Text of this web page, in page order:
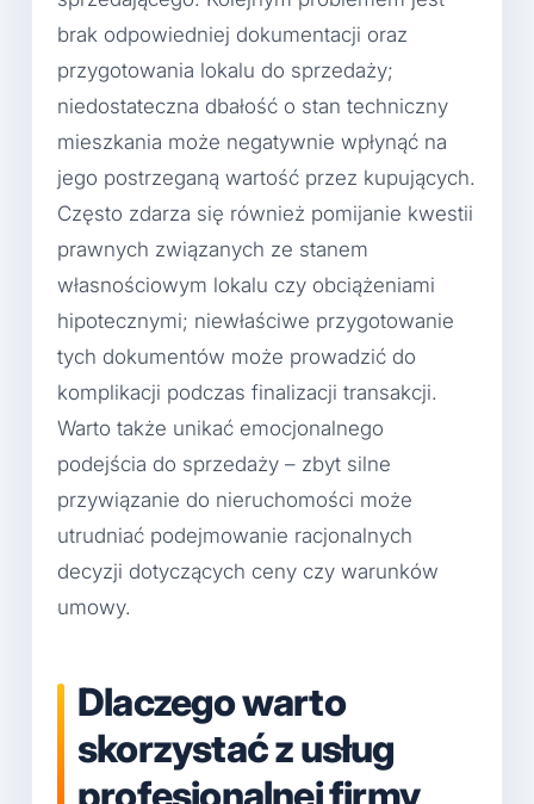
brak odpowiedniej dokumentacji oraz
przygotowania lokalu do sprzedaży;
niedostateczna dbałość o stan techniczny
mieszkania może negatywnie wpłynąć na
jego postrzeganą wartość przez kupujących.
Często zdarza się również pomijanie kwestii
prawnych związanych ze stanem
własnościowym lokalu czy obciążeniami
hipotecznymi; niewłaściwe przygotowanie
tych dokumentów może prowadzić do
komplikacji podczas finalizacji transakcji.
Warto także unikać emocjonalnego
podejścia do sprzedaży – zbyt silne
przywiązanie do nieruchomości może
utrudniać podejmowanie racjonalnych
decyzji dotyczących ceny czy warunków
umowy.
Dlaczego warto
skorzystać z usług